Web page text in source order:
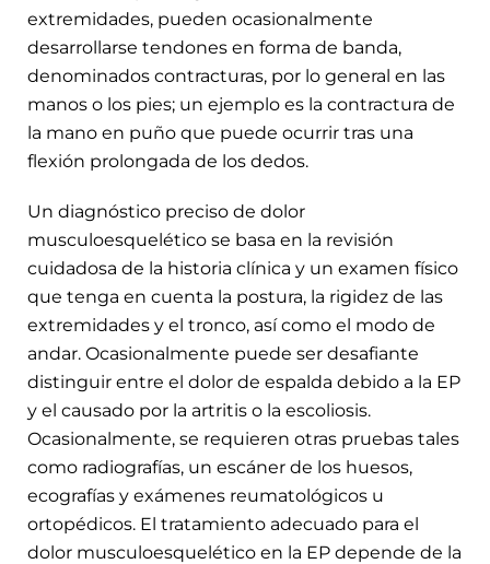
extremidades, pueden ocasionalmente
desarrollarse tendones en forma de banda,
denominados contracturas, por lo general en las
manos o los pies; un ejemplo es la contractura de
la mano en puño que puede ocurrir tras una
flexión prolongada de los dedos.
Un diagnóstico preciso de dolor
musculoesquelético se basa en la revisión
cuidadosa de la historia clínica y un examen físico
que tenga en cuenta la postura, la rigidez de las
extremidades y el tronco, así como el modo de
andar. Ocasionalmente puede ser desafiante
distinguir entre el dolor de espalda debido a la EP
y el causado por la artritis o la escoliosis.
Ocasionalmente, se requieren otras pruebas tales
como radiografías, un escáner de los huesos,
ecografías y exámenes reumatológicos u
ortopédicos. El tratamiento adecuado para el
dolor musculoesquelético en la EP depende de la